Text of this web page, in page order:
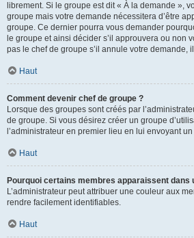
librement. Si le groupe est dit « À la demande »,
groupe mais votre demande nécessitera d’être
groupe. Ce dernier pourra vous demander
le groupe et ainsi décider s’il approuvera ou non
pas le chef de groupe s’il annule votre demande,
Haut
Comment devenir chef de groupe ?
Lorsque des groupes sont créés par
de groupe. Si vous désirez créer un groupe
l’administrateur en premier lieu en lui envoyant
Haut
Pourquoi certains membres apparaissent dans
L’administrateur peut attribuer une couleur aux
rendre facilement identifiables.
Haut